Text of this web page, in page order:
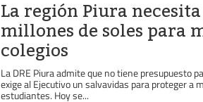
La región Piura
millones de soles para
colegios
La DRE Piura admite que no tiene presupuesto
exige al Ejecutivo un salvavidas para proteger a
estudiantes. Hoy se...